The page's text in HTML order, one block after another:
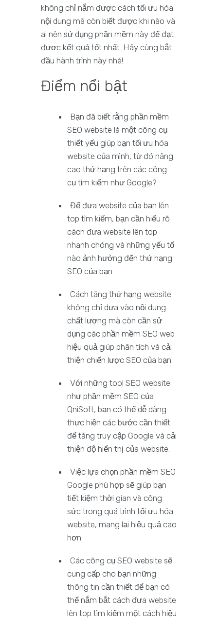
không chỉ nắm được cách tối ưu hóa
nội dung mà còn biết được khi nào và
ai nên sử dụng phần mềm này để đạt
được kết quả tốt nhất. Hãy cùng bắt
đầu hành trình này nhé!
Điểm nổi bật
Bạn đã biết rằng phần mềm
SEO website là một công cụ
thiết yếu giúp bạn tối ưu hóa
website của mình, từ đó nâng
cao thứ hạng trên các công
cụ tìm kiếm như Google?
Để đưa website của bạn lên
top tìm kiếm, bạn cần hiểu rõ
cách đưa website lên top
nhanh chóng và những yếu tố
nào ảnh hưởng đến thứ hạng
SEO của bạn.
Cách tăng thứ hạng website
không chỉ dựa vào nội dung
chất lượng mà còn cần sử
dụng các phần mềm SEO web
hiệu quả giúp phân tích và cải
thiện chiến lược SEO của bạn.
Với những tool SEO website
như phần mềm SEO của
QniSoft, bạn có thể dễ dàng
thực hiện các bước cần thiết
để tăng truy cập Google và cải
thiện độ hiển thị của website.
Việc lựa chọn phần mềm SEO
Google phù hợp sẽ giúp bạn
tiết kiệm thời gian và công
sức trong quá trình tối ưu hóa
website, mang lại hiệu quả cao
hơn.
Các công cụ SEO website sẽ
cung cấp cho bạn những
thông tin cần thiết để bạn có
thể nắm bắt cách đưa website
lên top tìm kiếm một cách hiệu